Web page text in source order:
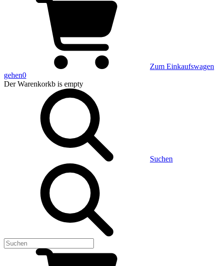
Zum Einkaufswagen
gehen0
Der Warenkorkb is empty
Suchen